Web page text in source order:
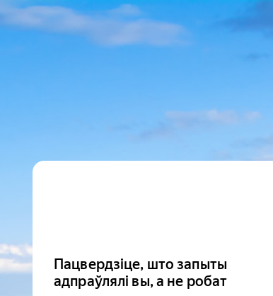
Пацвердзіце, што запыты
адпраўлялі вы, а не робат